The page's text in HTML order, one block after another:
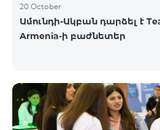
20 October
Ամունդի-Ակբան դարձել է
Armenia-ի բաժնետեր